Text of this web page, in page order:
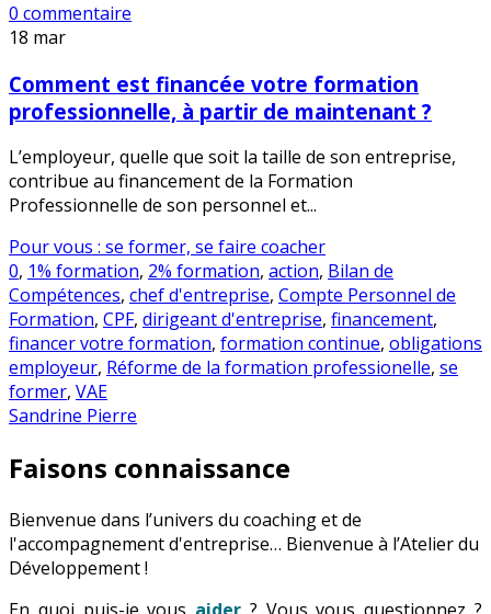
0 commentaire
18 mar
Comment est financée votre formation
professionnelle, à partir de maintenant ?
L’employeur, quelle que soit la taille de son entreprise,
contribue au financement de la Formation
Professionnelle de son personnel et...
Pour vous : se former, se faire coacher
0, 1% formation, 2% formation, action, Bilan de
Compétences, chef d'entreprise, Compte Personnel de
Formation, CPF, dirigeant d'entreprise, financement,
financer votre formation, formation continue, obligations
employeur, Réforme de la formation professionelle, se
former, VAE
Sandrine Pierre
Faisons connaissance
Bienvenue dans l’univers du coaching et de
l'accompagnement d'entreprise… Bienvenue à l’Atelier du
Développement !